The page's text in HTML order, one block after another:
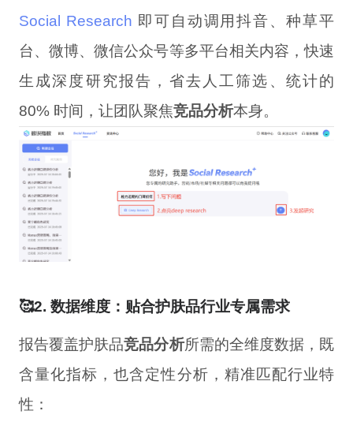
Social Research 即可自动调用抖音、种草平
台、微博、微信公众号等多平台相关内容，快速
生成深度研究报告，省去人工筛选、统计的
80% 时间，让团队聚焦竞品分析本身。
🥰2. 数据维度：贴合护肤品行业专属需求
报告覆盖护肤品竞品分析所需的全维度数据，既
含量化指标，也含定性分析，精准匹配行业特
性：